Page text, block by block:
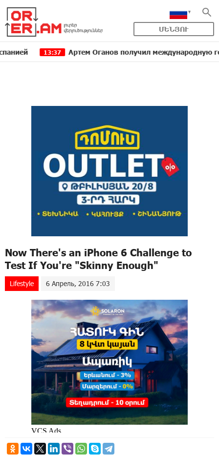
ՄԵՆՅՈՒ
Оганов получил международную госпремию Китая в
Now There's an iPhone 6 Challenge to
Test If You're "Skinny Enough"
Lifestyle 6 Апрель, 2016 7:03